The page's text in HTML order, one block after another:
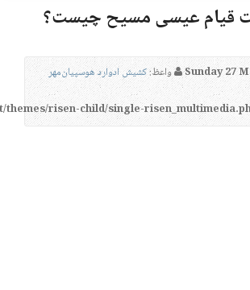
قیام عیسی مسیح چیست؟
واعظ:کشیش ادوارد هوسپیان‌مهر
risen-child/single-